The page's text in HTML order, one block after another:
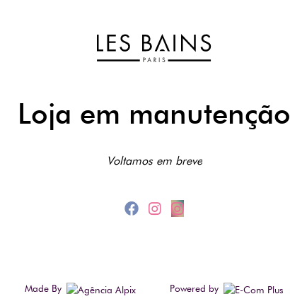
Loja em manutenção
Voltamos em breve
Made By Powered by